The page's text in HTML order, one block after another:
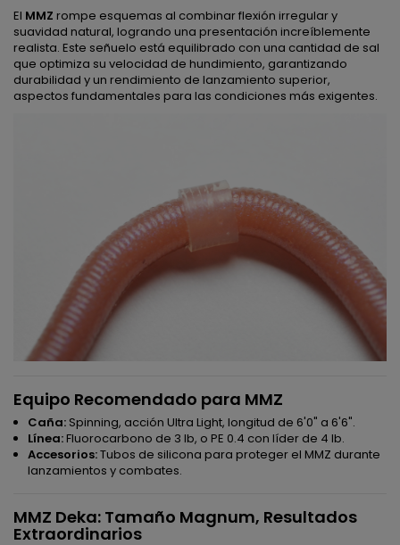
El MMZ rompe esquemas al combinar flexión irregular y
suavidad natural, logrando una presentación increíblemente
realista. Este señuelo está equilibrado con una cantidad de sal
que optimiza su velocidad de hundimiento, garantizando
durabilidad y un rendimiento de lanzamiento superior,
aspectos fundamentales para las condiciones más exigentes.
Equipo Recomendado para MMZ
Caña: Spinning, acción Ultra Light, longitud de 6'0" a 6'6".
Línea:Fluorocarbono de 3 lb, o PE 0.4 con líder de 4 lb.
Accesorios:Tubos de silicona para proteger el MMZ durante
lanzamientos y combates.
MMZ Deka: Tamaño Magnum, Resultados
Extraordinarios